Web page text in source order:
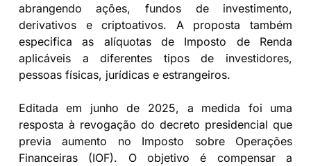
abrangendo ações, fundos de investimento,
derivativos e criptoativos. A proposta também
especifica as alíquotas de Imposto de Renda
aplicáveis a diferentes tipos de investidores,
pessoas físicas, jurídicas e estrangeiros.
Editada em junho de 2025, a medida foi uma
resposta à revogação do decreto presidencial que
previa aumento no Imposto sobre Operações
Financeiras (IOF). O objetivo é compensar a